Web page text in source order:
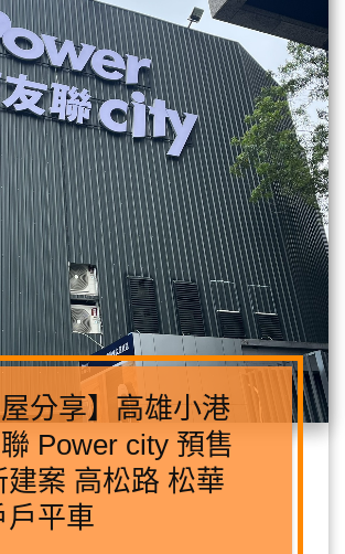
屋分享】高雄小港
Power city 預售
建案 高松路 松華
戶平車